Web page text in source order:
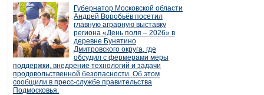
Губернатор Московской области
Андрей Воробьёв посетил
главную аграрную выставку
региона «День поля – 2026» в
деревне Бунятино
Дмитровского округа, где
обсудил с фермерами меры
поддержки, внедрение технологий и задачи
продовольственной безопасности. Об этом
сообщили в пресс-службе правительства
Подмосковья.